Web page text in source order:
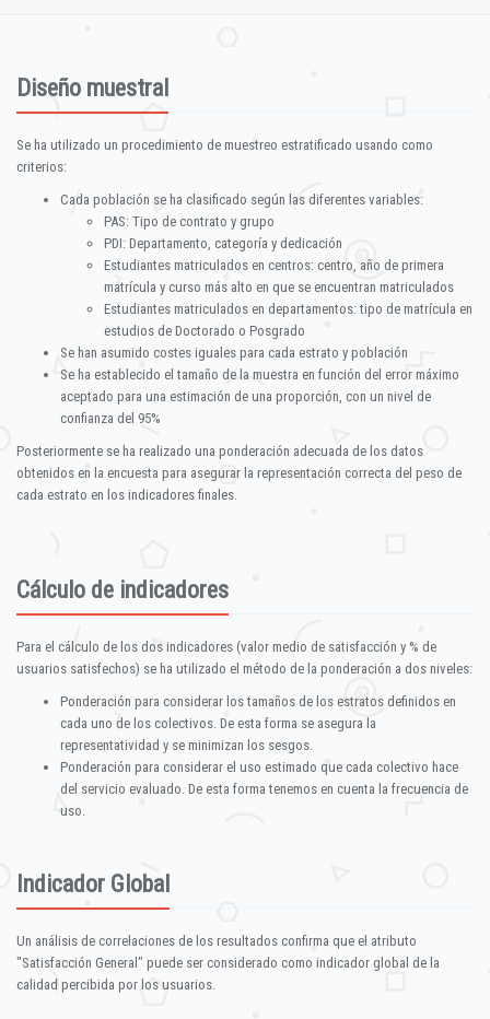
Diseño muestral
Se ha utilizado un procedimiento de muestreo estratificado usando como
criterios:
Cada población se ha clasificado según las diferentes variables:
PAS: Tipo de contrato y grupo
PDI: Departamento, categoría y dedicación
Estudiantes matriculados en centros: centro, año de primera
matrícula y curso más alto en que se encuentran matriculados
Estudiantes matriculados en departamentos: tipo de matrícula en
estudios de Doctorado o Posgrado
Se han asumido costes iguales para cada estrato y población
Se ha establecido el tamaño de la muestra en función del error máximo
aceptado para una estimación de una proporción, con un nivel de
confianza del 95%
Posteriormente se ha realizado una ponderación adecuada de los datos
obtenidos en la encuesta para asegurar la representación correcta del peso de
cada estrato en los indicadores finales.
Cálculo de indicadores
Para el cálculo de los dos indicadores (valor medio de satisfacción y % de
usuarios satisfechos) se ha utilizado el método de la ponderación a dos niveles:
Ponderación para considerar los tamaños de los estratos definidos en
cada uno de los colectivos. De esta forma se asegura la
representatividad y se minimizan los sesgos.
Ponderación para considerar el uso estimado que cada colectivo hace
del servicio evaluado. De esta forma tenemos en cuenta la frecuencia de
uso.
Indicador Global
Un análisis de correlaciones de los resultados confirma que el atributo
"Satisfacción General" puede ser considerado como indicador global de la
calidad percibida por los usuarios.